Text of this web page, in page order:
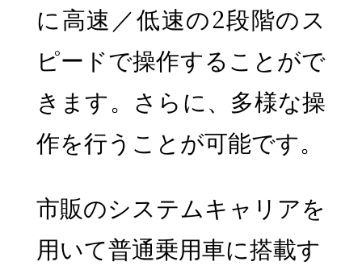
に高速／低速の2段階のス
ピードで操作することがで
きます。さらに、多様な操
作を行うことが可能です。
市販のシステムキャリアを
用いて普通乗用車に搭載す